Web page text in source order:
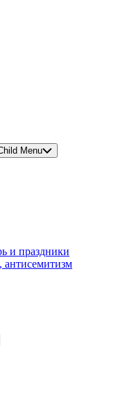
Menu
и праздники
антисемитизм